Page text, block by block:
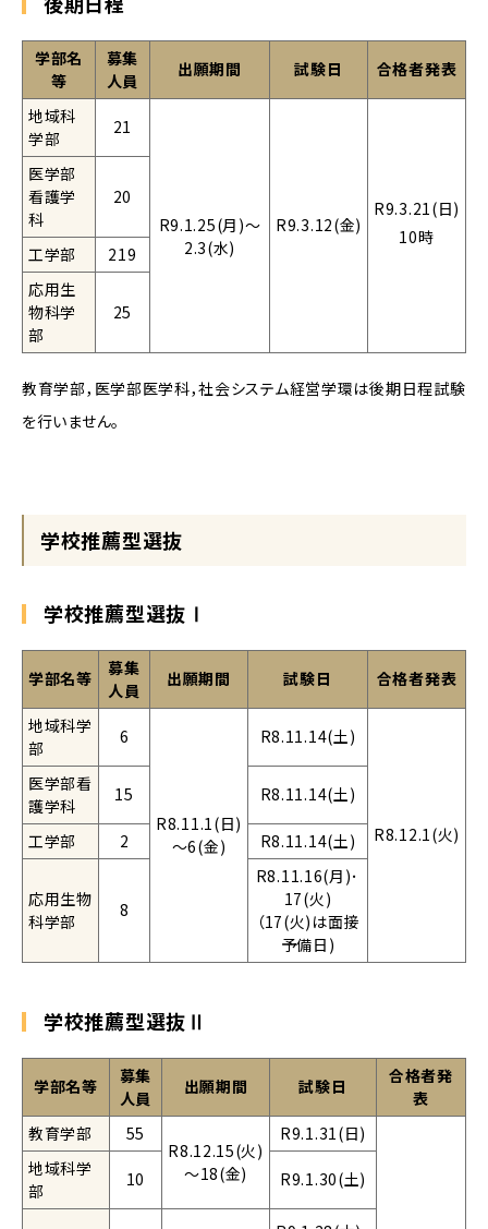
学部名
等
募集
人員
出願期間 試験日 合格者発表
地域科
学部
21
R9.1.25(月)～
2.3(水)
R9.3.12(金)
R9.3.21(日)
10時
医学部
看護学
科
20
工学部
219
応用生
物科学
部
25
教育学部，医学部医学科，社会システム経営学環は後期日程試験
を行いません。
学校推薦型選抜
学校推薦型選抜Ⅰ
学部名等
募集
人員
出願期間 試験日 合格者発表
地域科学
部
6
R8.11.1(日)
～6(金)
R8.11.14(土)
R8.12.1(火)
医学部看
護学科
15 R8.11.14(土)
工学部 2 R8.11.14(土)
応用生物
科学部
8
R8.11.16(月)･
17(火)
（17(火)は面接
予備日)
学校推薦型選抜Ⅱ
学部名等
募集
人員
出願期間 試験日
合格者発
表
教育学部
55
R8.12.15(火)
～18(金)
R9.1.31(日)
地域科学
部
10 R9.1.30(土)